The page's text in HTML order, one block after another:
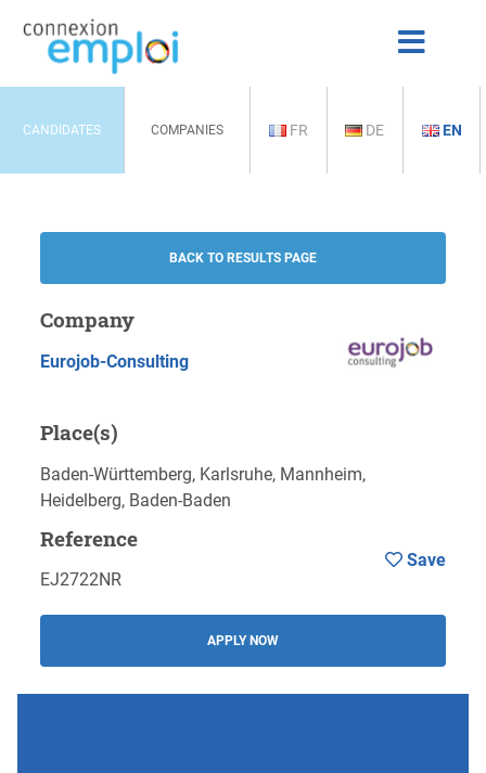
CANDIDATES COMPANIES FR DE EN
BACK TO RESULTS PAGE
Company
Eurojob-Consulting
Place(s)
Baden-Württemberg, Karlsruhe, Mannheim,
Heidelberg, Baden-Baden
Reference
EJ2722NR
APPLY NOW
Save